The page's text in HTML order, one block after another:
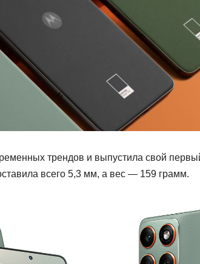
трендов и выпустила свой
всего 5,3 мм, а вес — 159 грамм.